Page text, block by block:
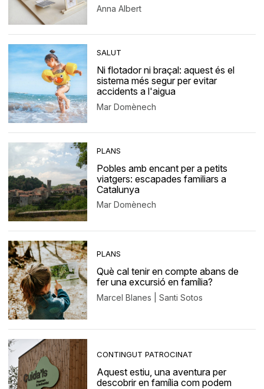
Anna Albert
SALUT
Ni flotador ni braçal: aquest és el
sistema més segur per evitar
accidents a l'aigua
Mar Domènech
PLANS
Pobles amb encant per a petits
viatgers: escapades familiars a
Catalunya
Mar Domènech
PLANS
Què cal tenir en compte abans de
fer una excursió en família?
Marcel Blanes | Santi Sotos
CONTINGUT PATROCINAT
Aquest estiu, una aventura per
descobrir en família com podem